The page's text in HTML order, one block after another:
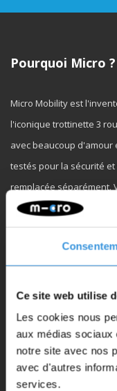
Ce site web utilise
Les cookies nous
aux médias sociaux
notre site avec nos
avec d'autres
services.
Pourquoi Micro ?
Micro Mobility est
l'iconique trottinette 3
avec beaucoup d'amour
testés pour la sécurité
remplacée séparément.
pendant des années !
Service à la
Mon compte